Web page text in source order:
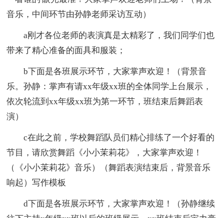
音乐，中间环节由孙静老师采访互动）
a刚才各位老师的表演真是太精彩了，我们同学们也
带来了精心准备的面具和服装；
b下面是各班展示环节，大家掌声欢迎！（背景音
乐。孙静：掌声有请xx年级xx班的全体同学上台展示，
依次轮流到xx年级xx班为第一环节，班结束后舞蹈表
演）
c在此之前，学校舞蹈队员们精心排练了一个好看的
节目，请欣赏舞蹈《小小茉莉花》，大家掌声欢迎！
（《小小茉莉花》音乐）（舞蹈表演结束后，背景音乐
响起）写作模板
d下面是各班展示环节，大家掌声欢迎！（孙静继续